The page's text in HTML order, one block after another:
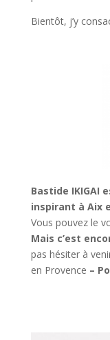
Bientôt, j’y
Bastide IKIGAI
inspirant à Aix
Vous pouvez le
Mais c’est
pas hésiter à
en Provence –